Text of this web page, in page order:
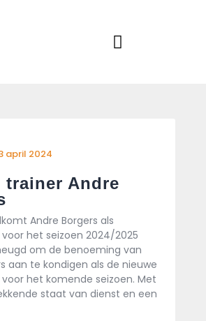
april 2024
trainer Andre
Andre Borgers als
het seizoen 2024/2025
om de benoeming van
aan te kondigen als de nieuwe
het komende seizoen. Met
staat van dienst en een